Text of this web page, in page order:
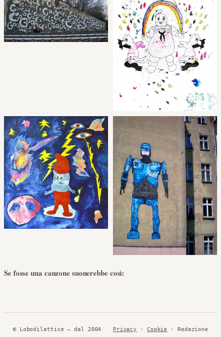
Se fosse una canzone suonerebbe così:
© Lobodilattice — dal 2004 Privacy · Cookie · Redazione